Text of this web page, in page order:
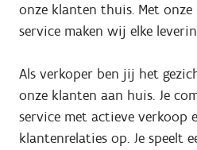
onze klanten thuis. Met
service maken wij elke
Als verkoper ben jij het
onze klanten aan huis. Je
service met actieve verkoop
klantenrelaties op. Je speelt